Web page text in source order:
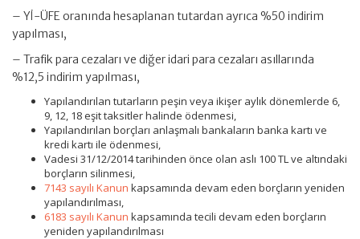
– Yİ-ÜFE oranında hesaplanan tutardan ayrıca %50 indirim
yapılması,
– Trafik para cezaları ve diğer idari para cezaları asıllarında
%12,5 indirim yapılması,
Yapılandırılan tutarların peşin veya ikişer aylık dönemlerde 6,
9, 12, 18 eşit taksitler halinde ödenmesi,
Yapılandırılan borçları anlaşmalı bankaların banka kartı ve
kredi kartı ile ödenmesi,
Vadesi 31/12/2014 tarihinden önce olan aslı 100 TL ve altındaki
borçların silinmesi,
7143 sayılı Kanun kapsamında devam eden borçların yeniden
yapılandırılması,
6183 sayılı Kanun kapsamında tecili devam eden borçların
yeniden yapılandırılması